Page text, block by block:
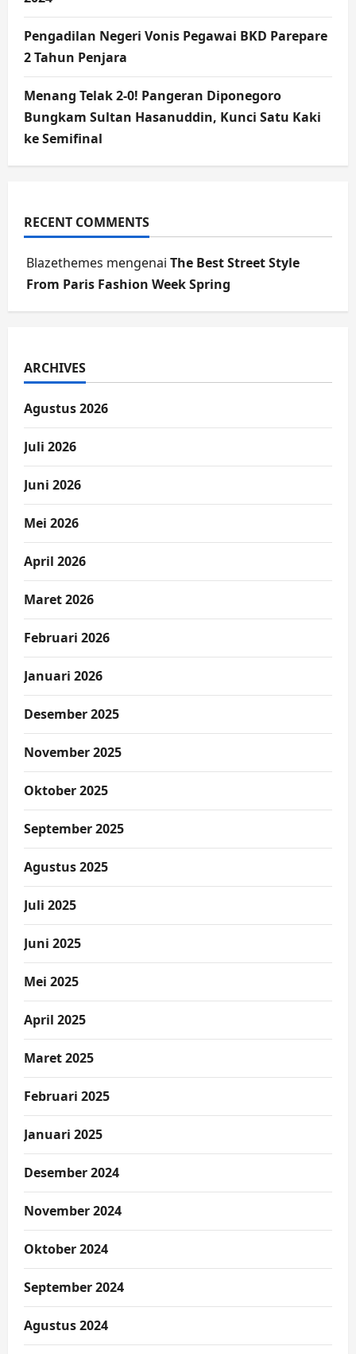
Pengadilan Negeri Vonis Pegawai BKD Parepare
2 Tahun Penjara
Menang Telak 2-0! Pangeran Diponegoro
Bungkam Sultan Hasanuddin, Kunci Satu Kaki
ke Semifinal
RECENT COMMENTS
Blazethemes mengenai The Best Street Style
From Paris Fashion Week Spring
ARCHIVES
Agustus 2026
Juli 2026
Juni 2026
Mei 2026
April 2026
Maret 2026
Februari 2026
Januari 2026
Desember 2025
November 2025
Oktober 2025
September 2025
Agustus 2025
Juli 2025
Juni 2025
Mei 2025
April 2025
Maret 2025
Februari 2025
Januari 2025
Desember 2024
November 2024
Oktober 2024
September 2024
Agustus 2024